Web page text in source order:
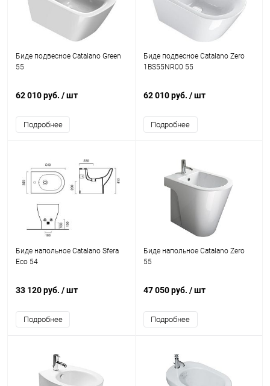
Биде подвесное Catalano Green
55
62 010 руб. / шт
Подробнее
Биде подвесное Catalano Zero
1BS55NR00 55
62 010 руб. / шт
Подробнее
Биде напольное Catalano Sfera
Eco 54
33 120 руб. / шт
Подробнее
Биде напольное Catalano Zero
55
47 050 руб. / шт
Подробнее